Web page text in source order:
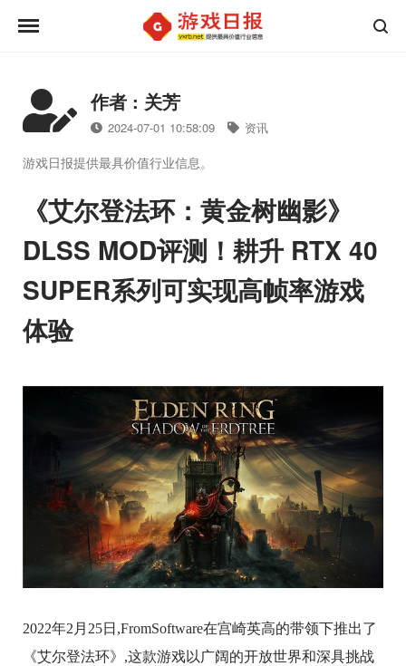
作者 : 关芳
2024-07-01 10:58:09 资讯
游戏日报提供最具价值行业信息。
《艾尔登法环：黄金树幽影》
DLSS MOD评测！耕升 RTX 40
SUPER系列可实现高帧率游戏
体验
2022年2月25日,FromSoftware在宫崎英高的带领下推出了
《艾尔登法环》,这款游戏以广阔的开放世界和深具挑战